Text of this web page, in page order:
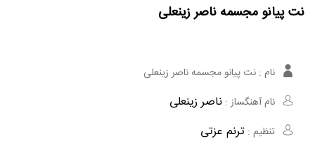
نت پیانو مجسمه ناصر زینعلی
نام : نت پیانو مجسمه ناصر زینعلی
نام آهنگساز : ناصر زینعلی
تنظیم : ترنم عزتی